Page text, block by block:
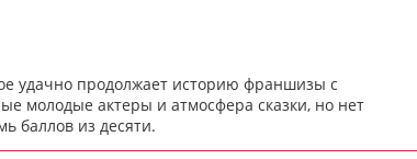
удачно продолжает историю франшизы с
молодые актеры и атмосфера сказки, но нет
баллов из десяти.